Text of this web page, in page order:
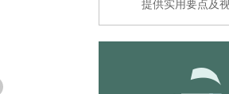
提供实用要点及视